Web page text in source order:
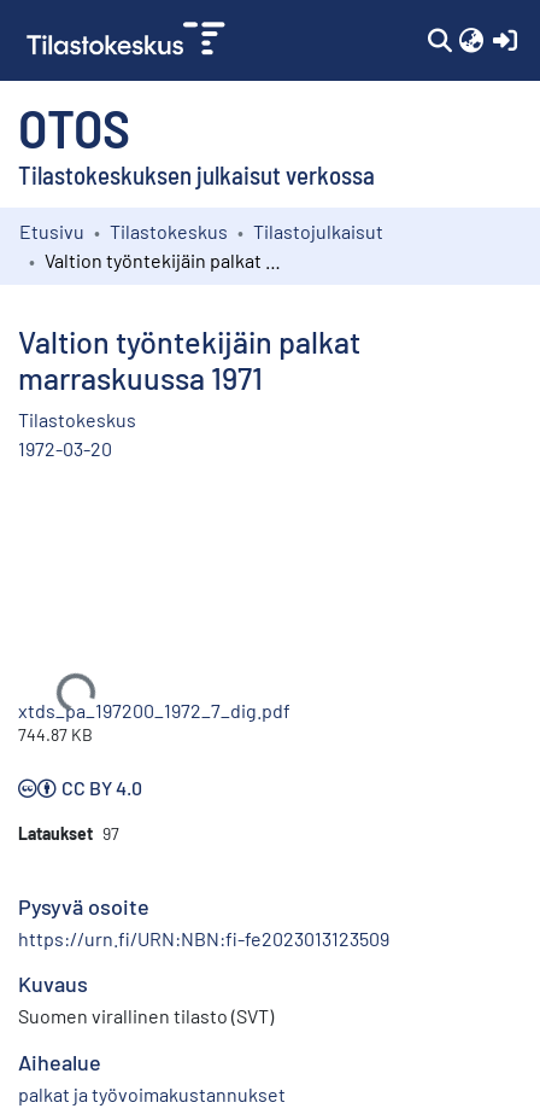
OTOS
Tilastokeskuksen julkaisut verkossa
Kokoelmat
Etusivu Tilastokeskus
Tilastojulkaisut
Valtion työntekijäin palkat
marraskuussa 1971
Tilastokeskus
1972-03-20
Ladataan...
xtds_pa_197200_1972_7_dig.pdf
744.87 KB
CC BY 4.0
Lataukset 97
Pysyvä osoite
https://urn.fi/URN:NBN:fi-fe2023013123509
Kuvaus
Suomen virallinen tilasto (SVT)
Aihealue
palkat ja työvoimakustannukset